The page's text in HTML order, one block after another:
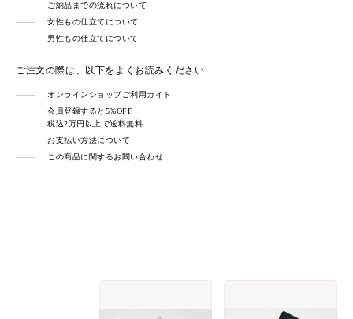
ご納品までの流れについて
女性もの仕立てについて
男性もの仕立てについて
ご注文の際は、以下をよくお読みください
オンラインショップご利用ガイド
会員登録すると5%OFF
税込2万円以上で送料無料
お支払い方法について
この商品に関するお問い合わせ